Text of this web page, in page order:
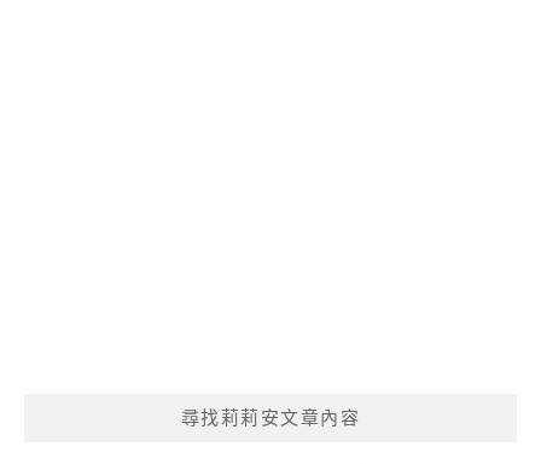
尋找莉莉安文章內容